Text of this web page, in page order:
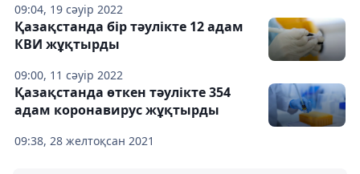
09:04, 19 сәуір 2022
09:00, 11 сәуір 2022
Қазақстанда бір тәулікте 12 адам
КВИ жұқтырды
09:38, 28 желтоқсан 2021
Қазақстанда өткен тәулікте 354
адам коронавирус жұқтырды